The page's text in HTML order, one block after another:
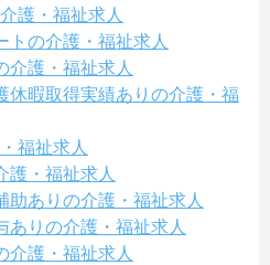
護・福祉求人
トの介護・福祉求人
介護・福祉求人
休暇取得実績ありの介護・福
福祉求人
護・福祉求人
助ありの介護・福祉求人
ありの介護・福祉求人
介護・福祉求人